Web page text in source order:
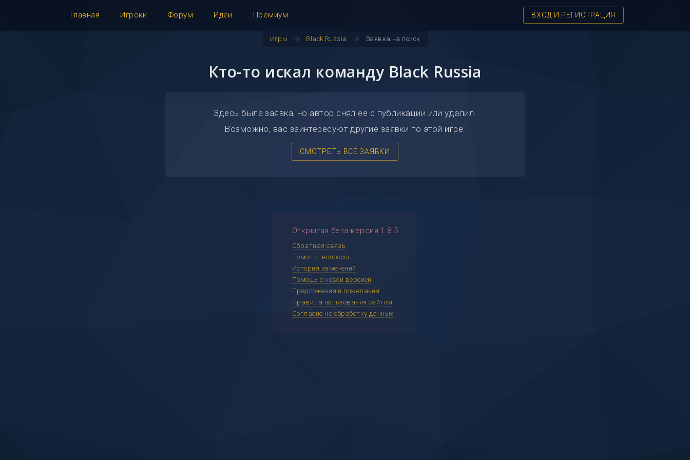
Главная Игроки Форум Идеи Премиум ВХОД И РЕГИСТРАЦИЯ
Игры arrow_forward Black Russia arrow_forward Заявка на поиск
Кто-то искал команду Black Russia
Здесь была заявка, но автор снял её с публикации или удалил.
Возможно, вас заинтересуют другие заявки по этой игре:
СМОТРЕТЬ ВСЕ ЗАЯВКИ
Открытая бета-версия 1.8.5
Обратная связь
Помощь: вопросы
История изменений
Помощь с новой версией
Предложения и пожелания
Правила пользования сайтом
Согласие на обработку данных